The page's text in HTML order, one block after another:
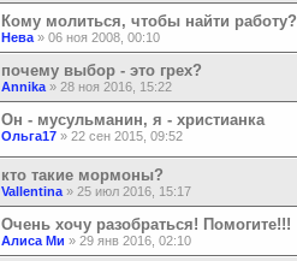
Кому молиться, чтобы найти работу?
Нева » 06 ноя 2008, 00:10
почему выбор - это грех?
Annika » 28 ноя 2016, 15:22
Он - мусульманин, я - христианка
Ольга17 » 22 сен 2015, 09:52
кто такие мормоны?
Vallentina» 25 июл 2016, 15:17
Очень хочу разобраться! Помогите!!!
Алиса Ми » 29 янв 2016, 02:10